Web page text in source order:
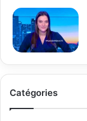
Catégories